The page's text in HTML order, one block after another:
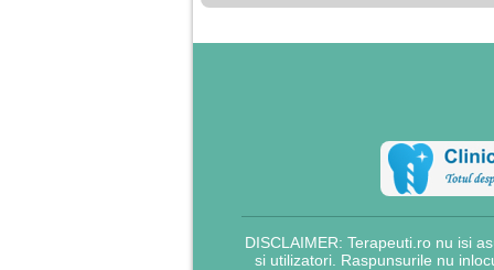
DISCLAIMER: Terapeuti.ro nu isi
si utilizatori. Raspunsurile nu